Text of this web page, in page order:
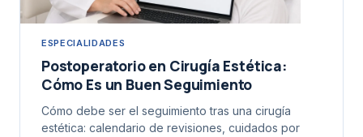
ESPECIALIDADES
Postoperatorio en Cirugía Estética:
Cómo Es un Buen Seguimiento
Cómo debe ser el seguimiento tras una cirugía
estética: calendario de revisiones, cuidados por